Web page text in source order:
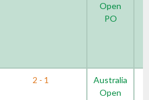
Open
PO
2 - 1
Australia
Open